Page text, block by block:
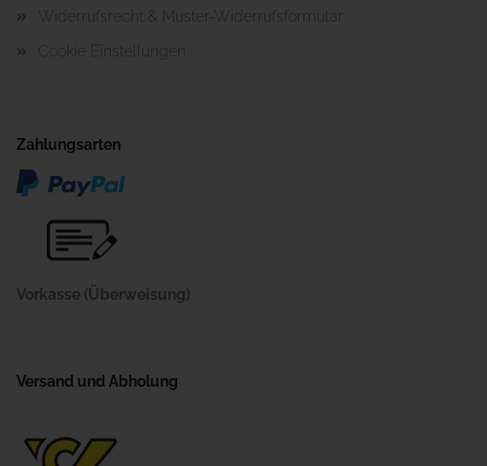
Widerrufsrecht & Muster-Widerrufsformular
Cookie Einstellungen
Zahlungsarten
Vorkasse (Überweisung)
Versand und Abholung